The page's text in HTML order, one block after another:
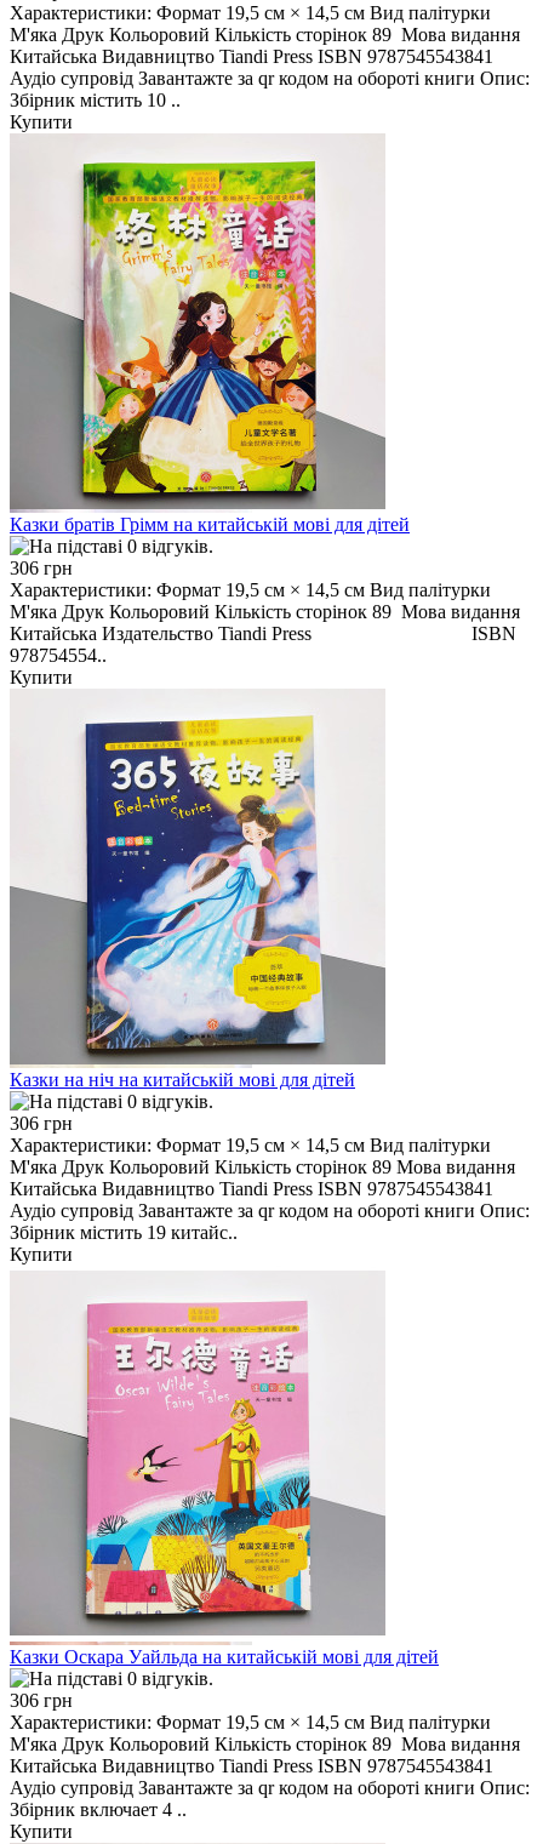
Характеристики: Формат 19,5 см × 14,5 см Вид палітурки
М'яка Друк Кольоровий Кількість сторінок 89 Мова видання
Китайська Видавництво Tiandi Press ISBN 9787545543841
Аудіо супровід Завантажте за qr кодом на обороті книги Опис:
Збірник містить 10 ..
Купити
Казки братів Грімм на китайській мові для дітей
306 грн
Характеристики: Формат 19,5 см × 14,5 см Вид палітурки
М'яка Друк Кольоровий Кількість сторінок 89 Мова видання
Китайська Издательство Tiandi Press ISBN
978754554..
Купити
Казки на ніч на китайській мові для дітей
306 грн
Характеристики: Формат 19,5 см × 14,5 см Вид палітурки
М'яка Друк Кольоровий Кількість сторінок 89 Мова видання
Китайська Видавництво Tiandi Press ISBN 9787545543841
Аудіо супровід Завантажте за qr кодом на обороті книги Опис:
Збірник містить 19 китайс..
Купити
Казки Оскара Уайльда на китайській мові для дітей
306 грн
Характеристики: Формат 19,5 см × 14,5 см Вид палітурки
М'яка Друк Кольоровий Кількість сторінок 89 Мова видання
Китайська Видавництво Tiandi Press ISBN 9787545543841
Аудіо супровід Завантажте за qr кодом на обороті книги Опис:
Збірник включает 4 ..
Купити